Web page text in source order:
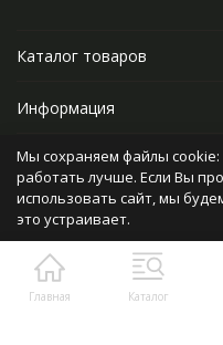
Главная Каталог
Каталог товаров
Информация
Прочее
Политика персональных
Разработано в
bodysite.ru
Мы сохраняем файлы cookie:
работать лучше. Если Вы
использовать сайт, мы
это устраивает.